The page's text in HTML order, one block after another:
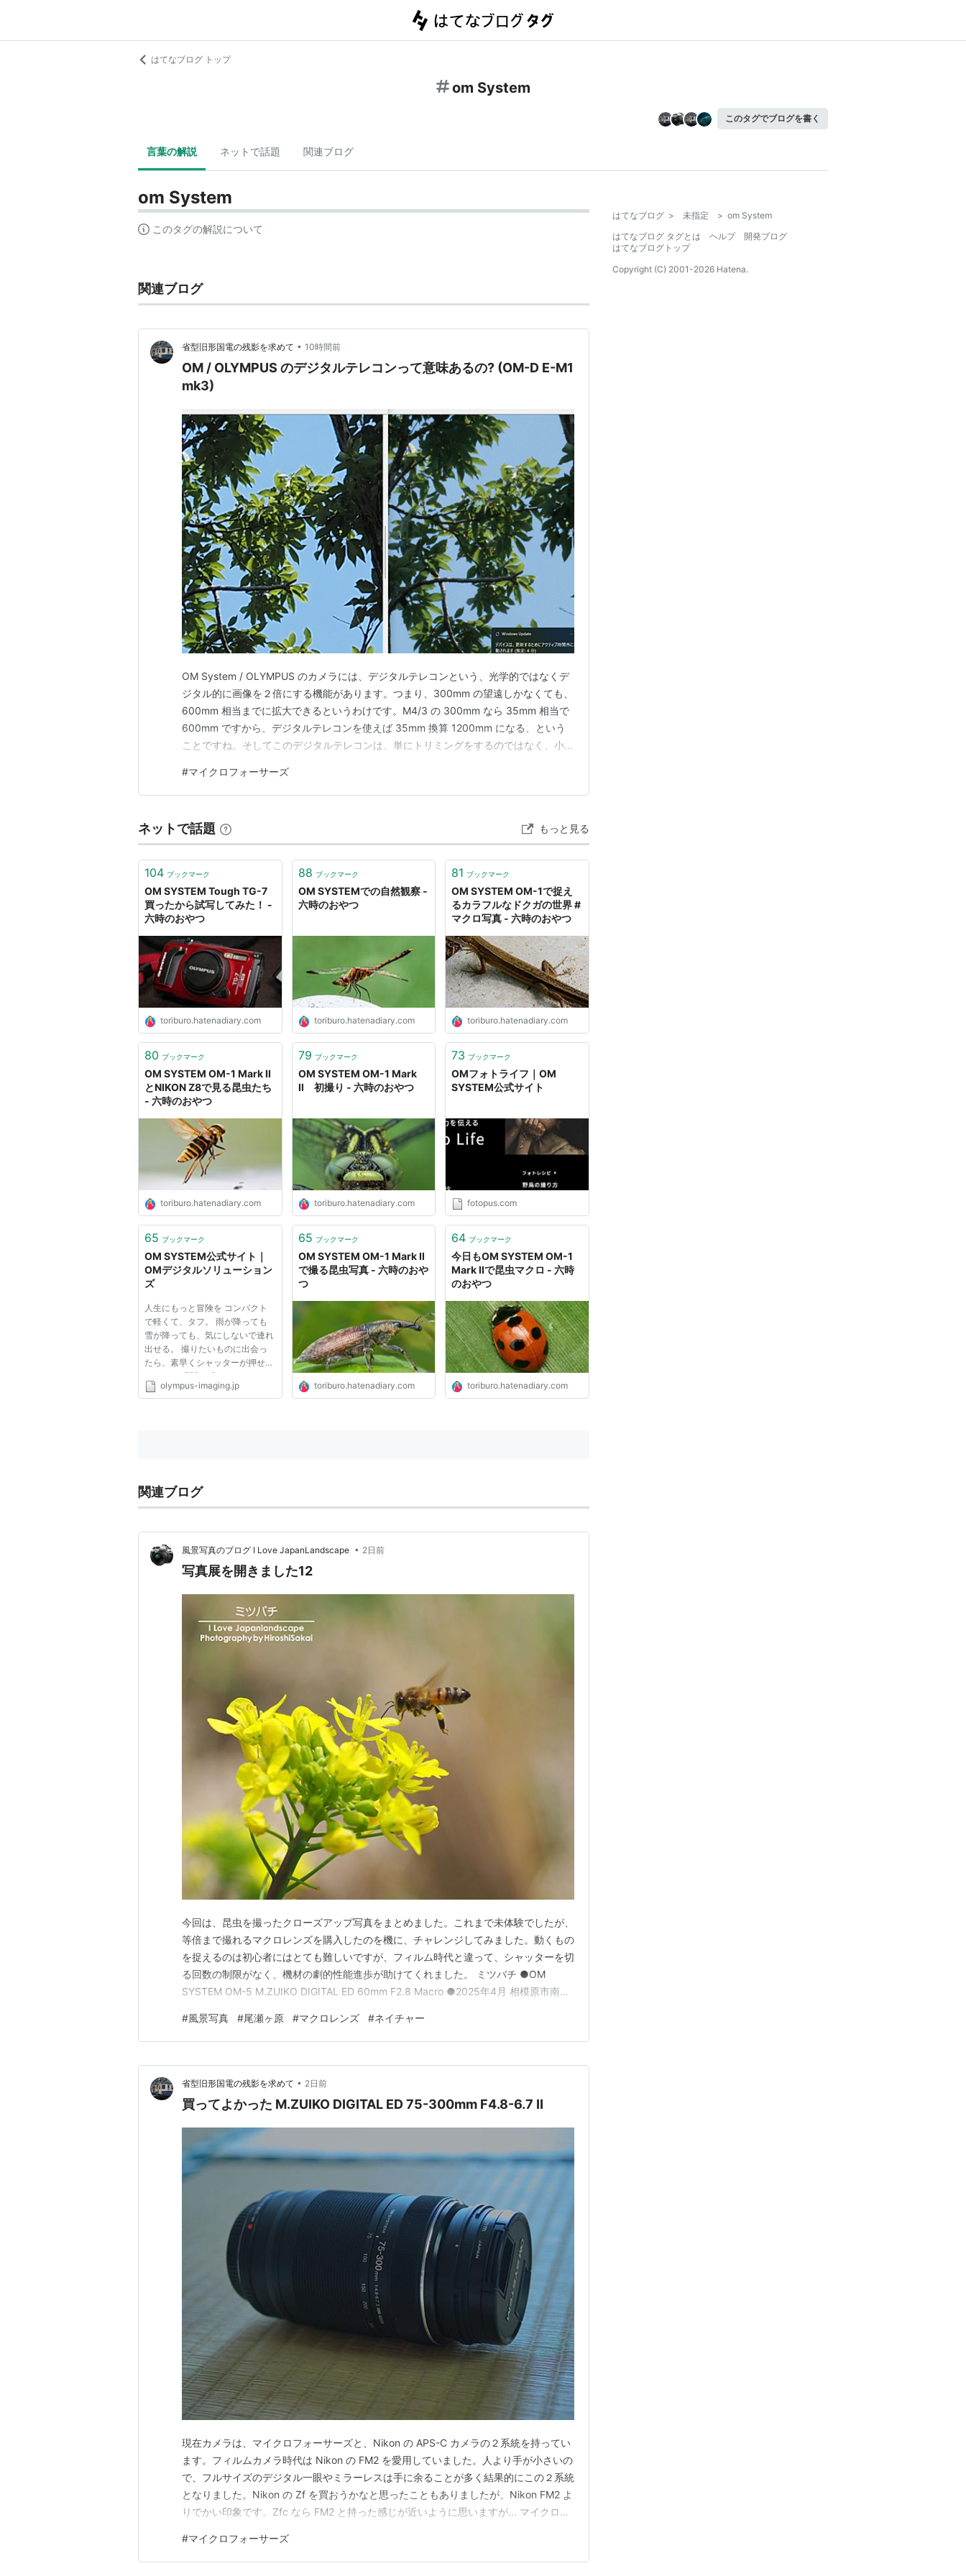
はてなブログ トップ
om System
このタグでブログを書く
言葉の解説 ネットで話題 関連ブログ
om System
このタグの解説について
関連ブログ
省型旧形国電の残影を求めて • 10時間前
OM / OLYMPUS のデジタルテレコンって意味あるの? (OM-D E-M1
mk3)
OM System / OLYMPUS のカメラには、デジタルテレコンという、光学的ではなくデ
ジタル的に画像を２倍にする機能があります。つまり、300mm の望遠しかなくても、
600mm 相当までに拡大できるというわけです。M4/3 の 300mm なら 35mm 相当で
600mm ですから、デジタルテレコンを使えば 35mm 換算 1200mm になる、という
ことですね。そしてこのデジタルテレコンは、単にトリミングをするのではなく、小さ
み適用になり、Raw 撮影では意味がありません。とはいえ、Raw 撮影…
#マイクロフォーサーズ
ネットで話題 もっと見る
104 ブックマーク
OM SYSTEM Tough TG-7
買ったから試写してみた！ -
六時のおやつ
toriburo.hatenadiary.com
88 ブックマーク
OM SYSTEMでの自然観察 -
六時のおやつ
toriburo.hatenadiary.com
81 ブックマーク
OM SYSTEM OM-1で捉え
るカラフルなドクガの世界 #
マクロ写真 - 六時のおやつ
toriburo.hatenadiary.com
80 ブックマーク
OM SYSTEM OM-1 Mark II
とNIKON Z8で見る昆虫たち
- 六時のおやつ
toriburo.hatenadiary.com
79 ブックマーク
OM SYSTEM OM-1 Mark
II 初撮り - 六時のおやつ
toriburo.hatenadiary.com
73 ブックマーク
OMフォトライフ｜OM
SYSTEM公式サイト
fotopus.com
65 ブックマーク
OM SYSTEM公式サイト｜
OMデジタルソリューション
ズ
人生にもっと冒険を コンパクト
で軽くて、タフ。 雨が降っても
雪が降っても、気にしないで連れ
出せる。 撮りたいものに出会っ
たら、素早くシャッターが押せ
る。 その瞬間に感じたものがそ
こに写っている。 世界を思い通
olympus-imaging.jp
65 ブックマーク
OM SYSTEM OM-1 Mark II
で撮る昆虫写真 - 六時のおや
つ
toriburo.hatenadiary.com
64 ブックマーク
今日もOM SYSTEM OM-1
Mark IIで昆虫マクロ - 六時
のおやつ
toriburo.hatenadiary.com
関連ブログ
風景写真のブログ I Love JapanLandscape • 2日前
写真展を開きました12
今回は、昆虫を撮ったクローズアップ写真をまとめました。これまで未体験でしたが、
等倍まで撮れるマクロレンズを購入したのを機に、チャレンジしてみました。動くもの
を捉えるのは初心者にはとても難しいですが、フィルム時代と違って、シャッターを切
る回数の制限がなく、機材の劇的性能進歩が助けてくれました。 ミツバチ ●OM
SYSTEM OM-5 M.ZUIKO DIGITAL ED 60mm F2.8 Macro ●2025年4月 相模原市南区
入る前の田に植わった菜花に、たくさんのミツバチが忙しそうにしていたので、クロー
ズアップ…
#風景写真 #尾瀬ヶ原 #マクロレンズ #ネイチャー
省型旧形国電の残影を求めて • 2日前
買ってよかった M.ZUIKO DIGITAL ED 75-300mm F4.8-6.7 II
現在カメラは、マイクロフォーサーズと、Nikon の APS-C カメラの２系統を持ってい
ます。フィルムカメラ時代は Nikon の FM2 を愛用していました。人より手が小さいの
で、フルサイズのデジタル一眼やミラーレスは手に余ることが多く結果的にこの２系統
となりました。Nikon の Zf を買おうかなと思ったこともありましたが、Nikon FM2 よ
りでかい印象です。Zfc なら FM2 と持った感じが近いように思いますが... マイクロフ
います。 フィルムカメラの時代は、一度カメラやレンズを買ったら一生モノ、と…
#マイクロフォーサーズ
はてなブログ > 未指定 > om System
はてなブログ タグとは
ヘルプ
開発ブログ
はてなブログトップ
Copyright (C) 2001-2026 Hatena.